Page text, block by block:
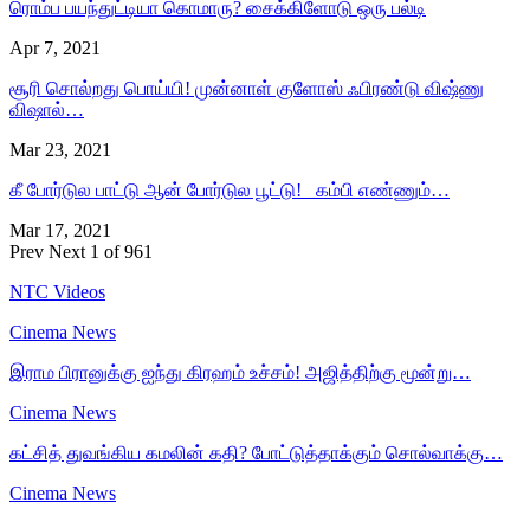
ரொம்ப பயந்துட்டியா கொமாரு? சைக்கிளோடு ஒரு பல்டி
Apr 7, 2021
சூரி சொல்றது பொய்யி! முன்னாள் குளோஸ் ஃபிரண்டு விஷ்ணு
விஷால்…
Mar 23, 2021
கீ போர்டுல பாட்டு ஆன் போர்டுல பூட்டு! கம்பி எண்ணும்…
Mar 17, 2021
Prev Next 1 of 961
NTC Videos
Cinema News
இராம பிரானுக்கு ஐந்து கிரஹம் உச்சம்! அஜித்திற்கு மூன்று…
Cinema News
கட்சித் துவங்கிய கமலின் கதி? போட்டுத்தாக்கும் சொல்வாக்கு…
Cinema News